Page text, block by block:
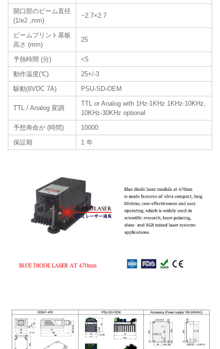
開口部のビーム直径
(1/e2 ,mm)
~2.7×2.7
ビームプリント基板
高さ (mm)
25
予熱時間 (分)
<5
動作温度(℃)
25+/-3
駆動(8VDC 7A)
PSU-SD-OEM
TTL / Analog 変調
TTL or Analog with 1Hz-1KHz 1KHz-10KHz,
10KHz-30KHz optional
予想寿命が (時間)
10000
保証期
1 年